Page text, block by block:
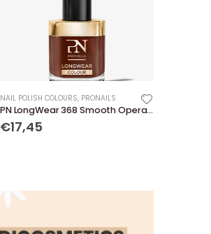
NAIL POLISH COLOURS, PRONAILS
PN LongWear 368 Smooth Operator 10 ml
€17,45